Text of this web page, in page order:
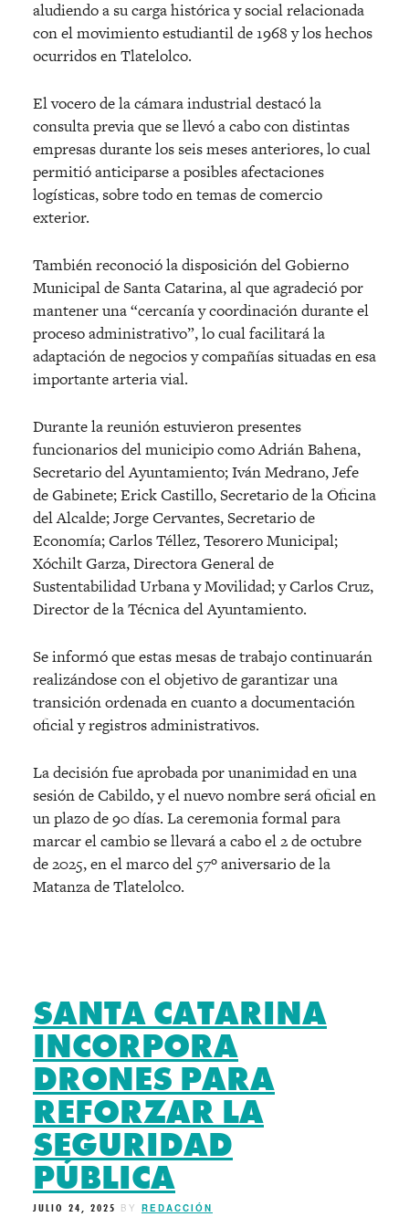
aludiendo a su carga histórica y social relacionada
con el movimiento estudiantil de 1968 y los hechos
ocurridos en Tlatelolco.
El vocero de la cámara industrial destacó la
consulta previa que se llevó a cabo con distintas
empresas durante los seis meses anteriores, lo cual
permitió anticiparse a posibles afectaciones
logísticas, sobre todo en temas de comercio
exterior.
También reconoció la disposición del Gobierno
Municipal de Santa Catarina, al que agradeció por
mantener una “cercanía y coordinación durante el
proceso administrativo”, lo cual facilitará la
adaptación de negocios y compañías situadas en esa
importante arteria vial.
Durante la reunión estuvieron presentes
funcionarios del municipio como Adrián Bahena,
Secretario del Ayuntamiento; Iván Medrano, Jefe
de Gabinete; Erick Castillo, Secretario de la Oficina
del Alcalde; Jorge Cervantes, Secretario de
Economía; Carlos Téllez, Tesorero Municipal;
Xóchilt Garza, Directora General de
Sustentabilidad Urbana y Movilidad; y Carlos Cruz,
Director de la Técnica del Ayuntamiento.
Se informó que estas mesas de trabajo continuarán
realizándose con el objetivo de garantizar una
transición ordenada en cuanto a documentación
oficial y registros administrativos.
La decisión fue aprobada por unanimidad en una
sesión de Cabildo, y el nuevo nombre será oficial en
un plazo de 90 días. La ceremonia formal para
marcar el cambio se llevará a cabo el 2 de octubre
de 2025, en el marco del 57º aniversario de la
Matanza de Tlatelolco.
SANTA CATARINA
INCORPORA
DRONES PARA
REFORZAR LA
SEGURIDAD
PÚBLICA
JULIO 24, 2025 BY REDACCIÓN